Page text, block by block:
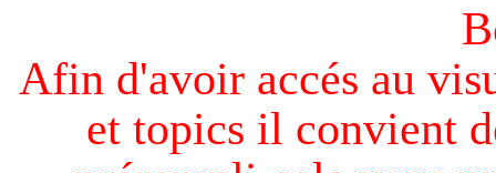
Afin d'avoir accés au
et topics il convient